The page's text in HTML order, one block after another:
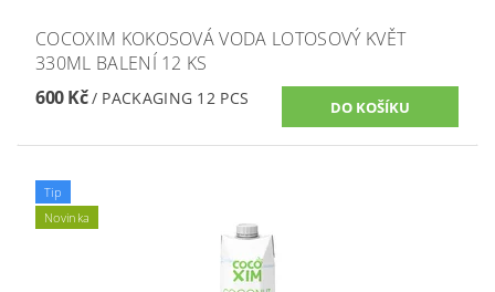
COCOXIM KOKOSOVÁ VODA LOTOSOVÝ KVĚT
330ML BALENÍ 12 KS
600 Kč/ PACKAGING 12 PCS
Tip
Novinka